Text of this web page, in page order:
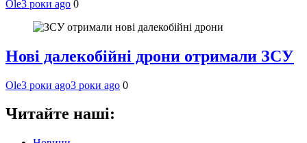
Ole3 роки ago 0
Нові далекобійні дрони отримали ЗСУ
Ole3 роки ago3 роки ago 0
Читайте наші: